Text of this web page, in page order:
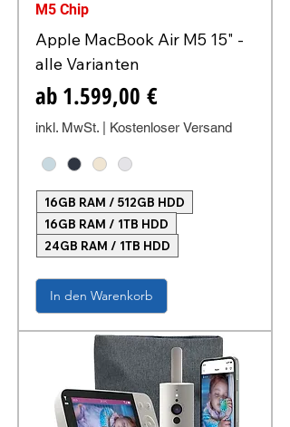
M5 Chip
Apple MacBook Air M5 15" -
alle Varianten
ab 1.599,00 €
Sale-Preis
inkl. MwSt. Kostenloser Versand
16GB RAM / 512GB HDD
16GB RAM / 1TB HDD
24GB RAM / 1TB HDD
In den Warenkorb